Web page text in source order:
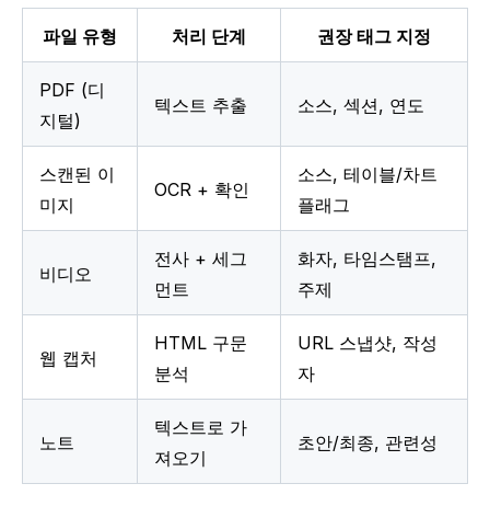
파일 유형 처리 단계 권장 태그 지정
PDF (디
지털)
텍스트 추출 소스, 섹션, 연도
스캔된 이
미지
OCR + 확인
소스, 테이블/차트
플래그
비디오
전사 + 세그
먼트
화자, 타임스탬프,
주제
웹 캡처
HTML 구문
분석
URL 스냅샷, 작성
자
노트
텍스트로 가
져오기
초안/최종, 관련성